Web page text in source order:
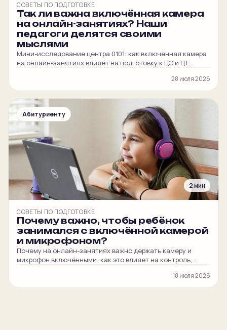
СОВЕТЫ ПО ПОДГОТОВКЕ
Так ли важна включённая камера
на онлайн-занятиях? Наши
педагоги делятся своими
мыслями
Мини-исследование центра 0101: как включённая камера
на онлайн-занятиях влияет на подготовку к ЦЭ и ЦТ.
28 июля 2026
Абитуриенту
2 мин
СОВЕТЫ ПО ПОДГОТОВКЕ
Почему важно, чтобы ребёнок
занимался с включённой камерой
и микрофоном?
Почему на онлайн-занятиях важно держать камеру и
микрофон включёнными: как это влияет на контроль,
18 июля 2026